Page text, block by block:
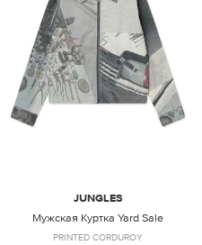
JUNGLES
Мужская Куртка Yard Sale
PRINTED CORDUROY